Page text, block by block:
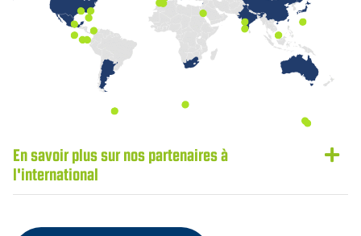
En savoir plus sur nos partenaires à
l'international